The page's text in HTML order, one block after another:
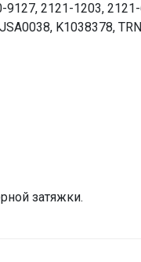
2121-1203,
K1038378,
затяжки.